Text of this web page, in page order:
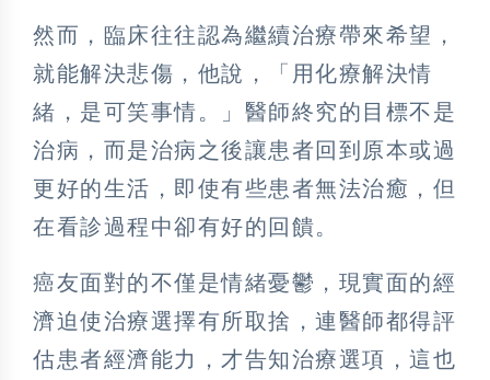
然而，臨床往往認為繼續治療帶來希望，
就能解決悲傷，他說，「用化療解決情
緒，是可笑事情。」醫師終究的目標不是
治病，而是治病之後讓患者回到原本或過
更好的生活，即使有些患者無法治癒，但
在看診過程中卻有好的回饋。
癌友面對的不僅是情緒憂鬱，現實面的經
濟迫使治療選擇有所取捨，連醫師都得評
估患者經濟能力，才告知治療選項，這也